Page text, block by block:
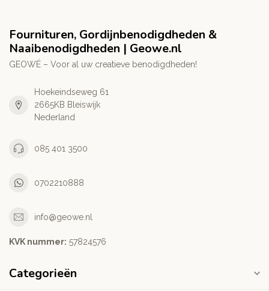
Fournituren, Gordijnbenodigdheden &
Naaibenodigdheden | Geowe.nl
GEOWÉ – Voor al uw creatieve benodigdheden!
Hoekeindseweg 61
2665KB Bleiswijk
Nederland
085 401 3500
0702210888
info@geowe.nl
KVK nummer: ‭57824576‬
Categorieën